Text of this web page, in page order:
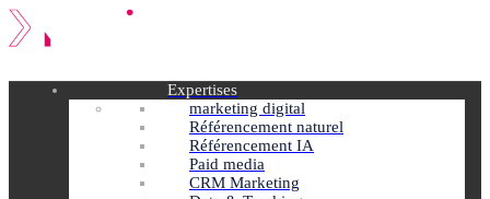
Expertises
marketing digital
Référencement naturel
Référencement IA
Paid media
CRM Marketing